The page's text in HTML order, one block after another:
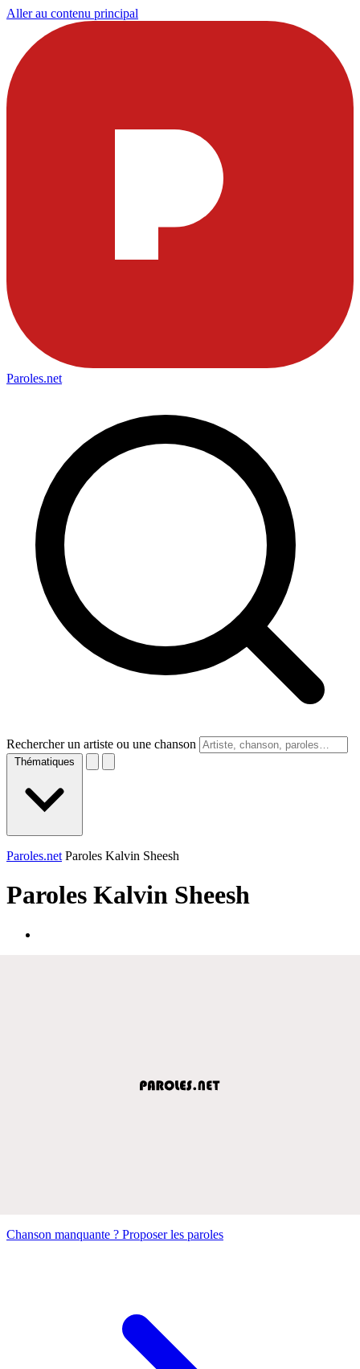
Aller au contenu principal
Paroles.net
Rechercher un artiste ou une chanson
Thématiques
Paroles.net Paroles Kalvin Sheesh
Paroles Kalvin Sheesh
Chanson manquante ? Proposer les paroles